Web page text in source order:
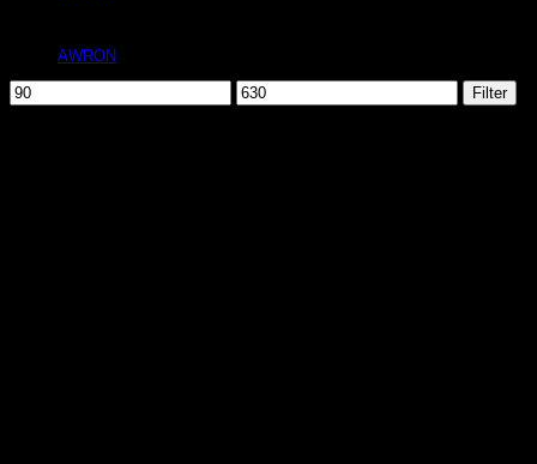
AWRON
Min.
Preis
Max.
Preis
Filter